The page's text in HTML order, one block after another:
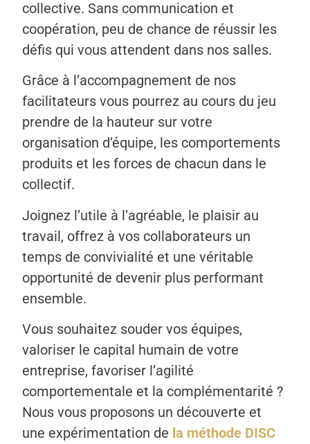
collective. Sans communication et
coopération, peu de chance de réussir les
défis qui vous attendent dans nos salles.
Grâce à l’accompagnement de nos
facilitateurs vous pourrez au cours du jeu
prendre de la hauteur sur votre
organisation d’équipe, les comportements
produits et les forces de chacun dans le
collectif.
Joignez l’utile à l’agréable, le plaisir au
travail, offrez à vos collaborateurs un
temps de convivialité et une véritable
opportunité de devenir plus performant
ensemble.
Vous souhaitez souder vos équipes,
valoriser le capital humain de votre
entreprise, favoriser l’agilité
comportementale et la complémentarité ?
Nous vous proposons un découverte et
une expérimentation de la méthode DISC